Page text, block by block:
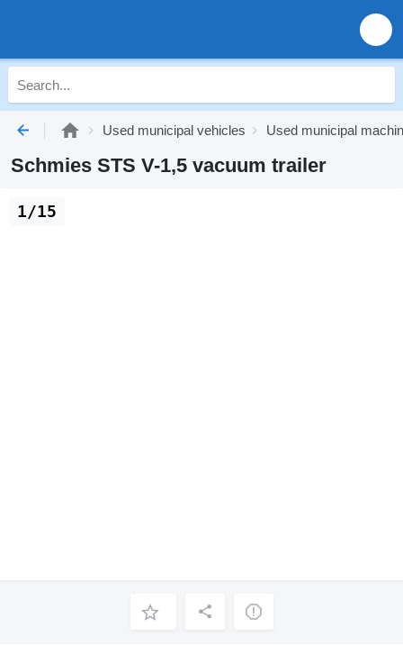
Used municipal vehicles Used municipal
Schmies STS V-1,5 vacuum trailer
1/15